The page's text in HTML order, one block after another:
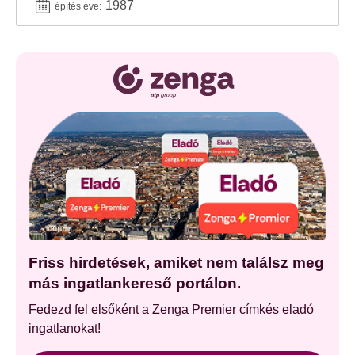
építés éve: 1987
Friss hirdetések, amiket nem találsz meg
más ingatlankereső portálon.
Fedezd fel elsőként a Zenga Premier címkés eladó
ingatlanokat!